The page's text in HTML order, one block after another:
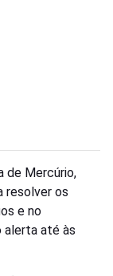
de Mercúrio,
resolver os
e no
alerta até às